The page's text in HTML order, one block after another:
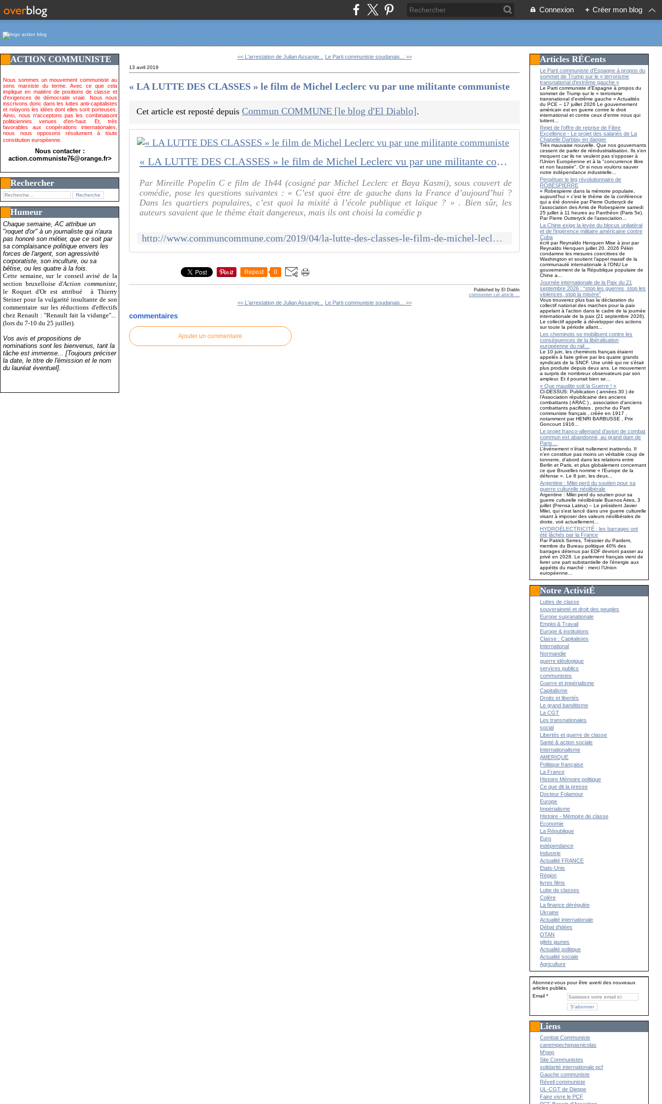
Connexion + Créer mon blog
ACTION COMMUNISTE
Nous sommes un mouvement communiste au
sens marxiste du terme. Avec ce que cela
implique en matière de positions de classe et
d'exigences de démocratie vraie. Nous nous
inscrivons donc dans les luttes anti-capitalistes
et relayons les idées dont elles sont porteuses.
Ainsi, nous n'acceptons pas les combinaisont
politiciennes venues d'en-haut. Et, très
favorables aux coopérations internationales,
nous nous opposons résolument à toute
constitution européenne.
Nous contacter :
action.communiste76@orange.fr>
Rechercher
Humeur
Chaque semaine, AC attribue un
"roquet d'or" à un journaliste qui n'aura
pas honoré son métier, que ce soit par
sa complaisance politique envers les
forces de l'argent, son agressivité
corporatiste, son inculture, ou sa
bêtise, ou les quatre à la fois.
Cette semaine, sur le conseil avisé de la
section bruxelloise d'Action communiste,
le Roquet d'Or est attribué
à Thierry
Steiner pour la vulgarité insultante de son
commentaire sur les réductions d'effectifs
chez Renault : "Renault fait la vidange"...
(lors du 7-10 du 25 juillet).
Vos avis et propositions de
nominations sont les bienvenus, tant la
tâche est immense... [Toujours préciser
la date, le titre de l'émission et le nom
du lauréat éventuel].
<< L'arrestation de Julian Assange... Le Parti communiste soudanais... >>
13 avril 2019
« LA LUTTE DES CLASSES » le film de Michel Leclerc vu par une militante communiste
Cet article est reposté depuisCommun COMMUNE [le blog d'El Diablo].
« LA LUTTE DES CLASSES » le film de Michel Leclerc vu par une militante communiste
Par Mireille Popelin C e film de 1h44 (cosigné par Michel Leclerc et Baya Kasmi), sous couvert de
comédie, pose les questions suivantes : « C’est quoi être de gauche dans la France d’aujourd’hui ?
Dans les quartiers populaires, c’est quoi la mixité à l’école publique et laïque ? » . Bien sûr, les
auteurs savaient que le thème était dangereux, mais ils ont choisi la comédie p
http://www.communcommune.com/2019/04/la-lutte-des-classes-le-film-de-michel-leclerc-vu-par-une-militante-communiste.html
Repost 0
Published by El Diablo
commenter cet article …
<< L'arrestation de Julian Assange... Le Parti communiste soudanais... >>
commentaires
Ajouter un commentaire
Articles RÉCents
Le Parti communiste d'Espagne à propos du
sommet de Trump sur le « terrorisme
transnational d'extrême gauche »
Le Parti communiste d'Espagne à propos du
sommet de Trump sur le « terrorisme
transnational d'extrême gauche » Actualités
du PCE – 17 juillet 2026 Le gouvernement
américain est en guerre contre le droit
international et contre ceux d'entre nous qui
luttent...
Rejet de l’offre de reprise de Fibre
Excellence - Le projet des salariés de La
Chapelle Darblay en danger
Très mauvaise nouvelle. Que nos gouvernants
cessent de parler de réindustrialisation. Ils s'en
moquent car ils ne veulent pas s'opposer à
l'Union Européenne et à la "concurrence libre
et non faussée". Or si nous voulons sauver
notre indépendance industrielle...
Perpétuer le leg révolutionnaire de
ROBESPIERRE
« Robespierre dans la mémoire populaire,
aujourd’hui » c’est le thème de la conférence
qui a été donnée par Pierre Outteryck de
l’association des Amis de Robespierre samedi
25 juillet à 11 heures au Panthéon (Paris 5e).
Par Pierre Outteryck de l’association...
La Chine exige la levée du blocus unilatéral
et de l’ingérence militaire américaine contre
Cuba
écrit par Reynaldo Henquen Mise à jour par
Reynaldo Henquen juillet 20, 2026 Pékin
condamne les mesures coercitives de
Washington et soutient l’appel massif de la
communauté internationale à l’ONU Le
gouvernement de la République populaire de
Chine a...
Journée internationale de la Paix du 21
septembre 2026 : “stop les guerres, stop les
violences, stop la misère”
Vous trouverez plus bas la déclaration du
collectif national des marches pour la paix
appelant à l'action dans le cadre de la journée
internationale de la paix (21 septembre 2026).
Le collectif appelle à développer des actions
sur toute la période allant...
Les cheminots se mobilisent contre les
conséquences de la libéralisation
européenne du rail…
Le 10 juin, les cheminots français étaient
appelés à faire grève par les quatre grands
syndicats de la SNCF. Une unité qui ne s’était
plus produite depuis deux ans. Le mouvement
a surpris de nombreux observateurs par son
ampleur. Et il pourrait bien se...
« Que maudite soit la Guerre ! »
CI-DESSUS: Publication ( années 30 ) de
l'Association républicaine des anciens
combattants ( ARAC ) , association d'anciens
combattants pacifistes , proche du Parti
communiste français , créée en 1917 ,
notamment par HENRI BARBUSSE , Prix
Goncourt 1916...
Le projet franco-allemand d’avion de combat
commun est abandonné, au grand dam de
Paris…
L’événement n’était nullement inattendu. Il
n’en constitue pas moins un véritable coup de
tonnerre, d’abord dans les relations entre
Berlin et Paris, et plus globalement concernant
ce que Bruxelles nomme « l’Europe de la
défense ». Le 8 juin, les deux...
Argentine : Milei perd du soutien pour sa
guerre culturelle néolibérale
Argentine : Milei perd du soutien pour sa
guerre culturelle néolibérale Buenos Aires, 3
juillet (Prensa Latina) – Le président Javier
Milei, qui s'est lancé dans une guerre culturelle
visant à imposer des valeurs néolibérales de
droite, voit actuellement...
HYDROÉLECTRICITÉ : les barrages ont
été lâchés par la France
Par Patrick Serres, Trésorier du Pardem,
membre du Bureau politique 40% des
barrages détenus par EDF devront passer au
privé en 2028. Le parlement français vient de
livrer une part substantielle de l’énergie aux
appétits du marché : merci l’Union
européenne...
Notre ActivitÉ
Luttes de classe
souveraineté et droit des peuples
Europe supranationale
Emploi & Travail
Europe & institutions
Classe : Capitalistes
International
Normandie
guerre idéologique
services publics
communistes
Guerre et impérialisme
Capitalisme
Droits et libertés
Le grand banditisme
La CGT
Les transnationales
social
Libertés et guerre de classe
Santé & action sociale
Internationalisme
AMERIQUE
Politique française
La France
Histoire Mémoire politique
Ce que dit la presse
Docteur Folamour
Europe
Impérialisme
Histoire - Mémoire de classe
Economie
La République
Euro
indépendance
Industrie
Actualité FRANCE
Etats-Unis
Région
livres films
Lutte de classes
Colère
La finance dérégulée
Ukraine
Actualité internationale
Débat d'idées
OTAN
gilets jaunes
Actualité politique
Actualité sociale
Agriculture
Abonnez-vous pour être averti des nouveaux
articles publiés.
Email
Liens
Combat Communiste
canempechepasnicolas
M'pep
Site Communistes
solidarité internationale pcf
Gauche communiste
Réveil communiste
UL-CGT de Dieppe
Faire vivre le PCF